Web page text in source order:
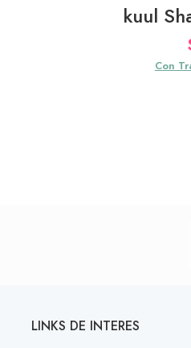
kuul
Con
LINKS DE INTERES